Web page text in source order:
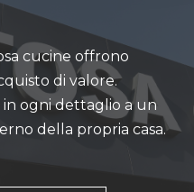
cucine offrono
di valore.
ogni dettaglio a un
della propria casa.